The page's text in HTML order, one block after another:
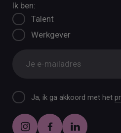
Ik ben:
Talent
Werkgever
Ja, ik ga akkoord met het